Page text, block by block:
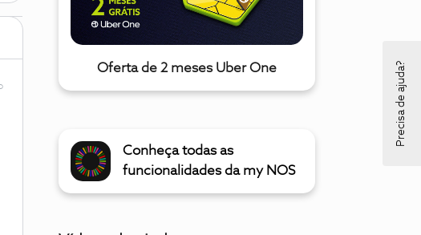
Oferta de 2 meses Uber One
Conheça todas as
funcionalidades da my NOS
Precisa de ajuda?